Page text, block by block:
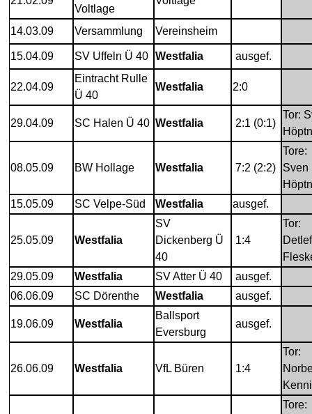
Voltlage
14.03.09 Versammlung Vereinsheim
15.04.09 SV Uffeln Ü 40 Westfalia ausgef.
22.04.09
Eintracht Rulle
Ü 40
Westfalia 2:0
29.04.09 SC Halen Ü 40 Westfalia 2:1 (0:1)
Tor:
08.05.09 BW Hollage Westfalia 7:2 (2:2)
Tore:
Sven
15.05.09
SC Velpe-Süd Westfalia ausgef.
25.05.09 Westfalia
SV
Dickenberg Ü
40
1:4
Tor:
Detlef
29.05.09
Westfalia SV Atter Ü 40
ausgef.
06.06.09
SC Dörenthe Westfalia ausgef.
19.06.09 Westfalia
Ballsport
Eversburg
ausgef.
26.06.09 Westfalia VfL Büren 1:4
Tor:
Tore: